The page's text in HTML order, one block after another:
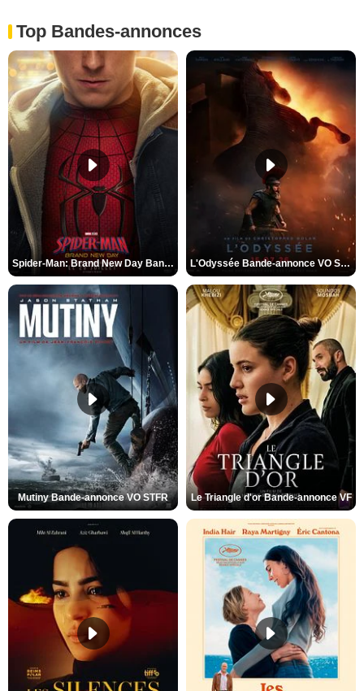
Top Bandes-annonces
Spider-Man: Brand New Day Bande-annonce VO STFR L'Odyssée Bande-annonce VO STFR
Mutiny Bande-annonce VO STFR Le Triangle d'or Bande-annonce VF